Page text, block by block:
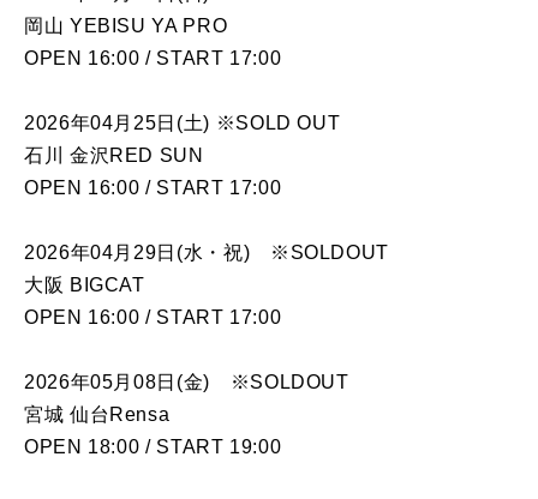
岡山 YEBISU YA PRO
OPEN 16:00 / START 17:00
2026年04月25日(土) ※SOLD OUT
石川 金沢RED SUN
OPEN 16:00 / START 17:00
2026年04月29日(水・祝) ※SOLDOUT
大阪 BIGCAT
OPEN 16:00 / START 17:00
2026年05月08日(金) ※SOLDOUT
宮城 仙台Rensa
OPEN 18:00 / START 19:00